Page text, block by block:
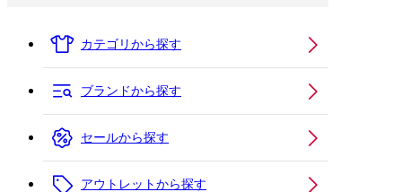
カテゴリから探す
ブランドから探す
セールから探す
アウトレットから探す